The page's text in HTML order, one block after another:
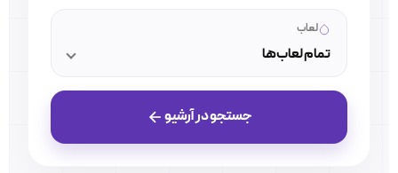
لعاب
تمام لعاب‌ها
جستجو در آرشیو